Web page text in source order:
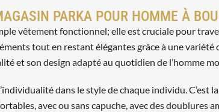
PARKA POUR HOMME À
vêtement fonctionnel; elle est cruciale pour
tout en restant élégantes grâce à une variété
et son design adapté au quotidien de l’homme
dans le style de chaque individu.
avec ou sans capuche, avec des